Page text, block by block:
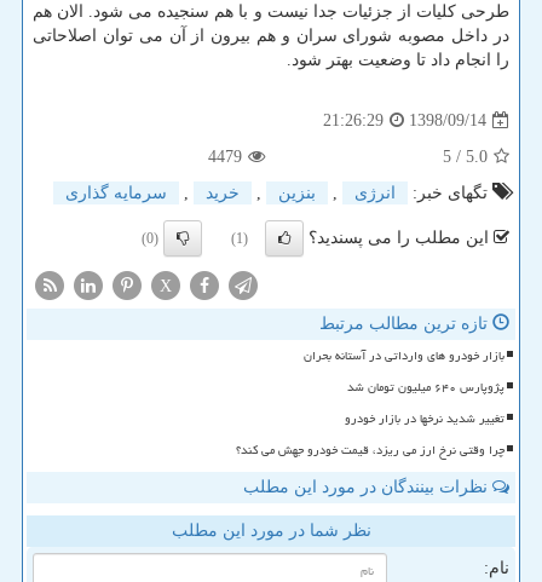
طرحی كلیات از جزئیات جدا نیست و با هم سنجیده می شود. الان هم
در داخل مصوبه شورای سران و هم بیرون از آن می توان اصلاحاتی
را انجام داد تا وضعیت بهتر شود.
1398/09/14
21:26:29
5.0
/ 5
4479
تگهای خبر:
انرژی , بنزین , خرید , سرمایه گذاری
این مطلب را می پسندید؟ (1)
(0)
X
تازه ترین مطالب مرتبط
بازار خودرو های وارداتی در آستانه بحران
پژوپارس ۶۴۰ میلیون تومان شد
تغییر شدید نرخها در بازار خودرو
چرا وقتی نرخ ارز می ریزد، قیمت خودرو جهش می کند؟
نظرات بینندگان در مورد این مطلب
نظر شما در مورد این مطلب
نام: